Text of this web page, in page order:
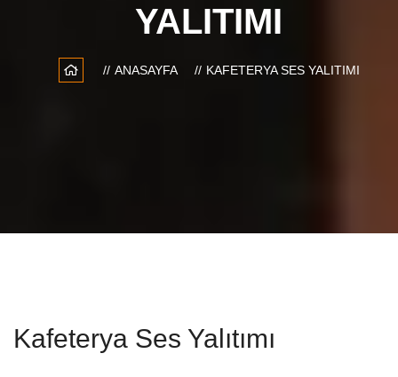
YALITIMI
ANASAYFA KAFETERYA SES YALITIMI
Kafeterya Ses Yalıtımı